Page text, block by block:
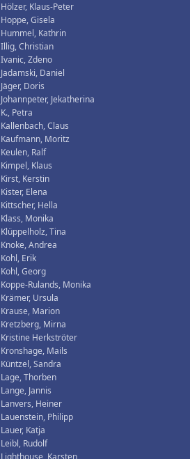
Hölzer, Klaus-Peter
Hoppe, Gisela
Hummel, Kathrin
Illig, Christian
Ivanic, Zdeno
Jadamski, Daniel
Jäger, Doris
Johannpeter, Jekatherina
K., Petra
Kallenbach, Claus
Kaufmann, Moritz
Keulen, Ralf
Kimpel, Klaus
Kirst, Kerstin
Kister, Elena
Kittscher, Hella
Klass, Monika
Klüppelholz, Tina
Knoke, Andrea
Kohl, Erik
Kohl, Georg
Koppe-Rulands, Monika
Krämer, Ursula
Krause, Marion
Kretzberg, Mirna
Kristine Herkströter
Kronshage, Mails
Küntzel, Sandra
Lage, Thorben
Lange, Jannis
Lanvers, Heiner
Lauenstein, Philipp
Lauer, Katja
Leibl, Rudolf
Lighthouse, Karsten